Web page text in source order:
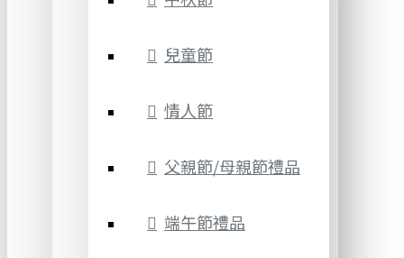
兒童節
情人節
父親節/母親節禮品
端午節禮品